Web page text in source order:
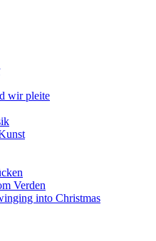
wir pleite
Verden
into Christmas